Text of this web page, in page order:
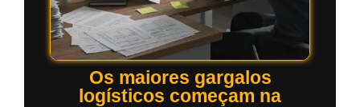
Os maiores gargalos
logísticos começam na